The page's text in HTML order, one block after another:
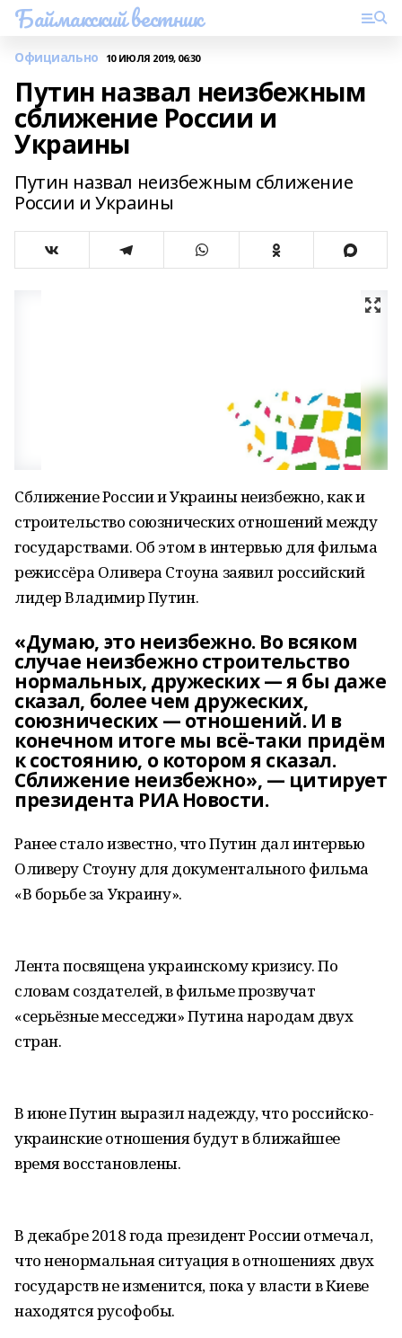
Баймакский вестник
Официально 10 ИЮЛЯ 2019, 06:30
Путин назвал неизбежным
сближение России и
Украины
Путин назвал неизбежным сближение
России и Украины
Сближение России и Украины неизбежно, как и
строительство союзнических отношений между
государствами. Об этом в интервью для фильма
режиссёра Оливера Стоуна заявил российский
лидер Владимир Путин.
«Думаю, это неизбежно. Во всяком
случае неизбежно строительство
нормальных, дружеских — я бы даже
сказал, более чем дружеских,
союзнических — отношений. И в
конечном итоге мы всё-таки придём
к состоянию, о котором я сказал.
Сближение неизбежно», — цитирует
президента РИА Новости.
Ранее стало известно, что Путин дал интервью
Оливеру Стоуну для документального фильма
«В борьбе за Украину».
Лента посвящена украинскому кризису. По
словам создателей, в фильме прозвучат
«серьёзные месседжи» Путина народам двух
стран.
В июне Путин выразил надежду, что российско-
украинские отношения будут в ближайшее
время восстановлены.
В декабре 2018 года президент России отмечал,
что ненормальная ситуация в отношениях двух
государств не изменится, пока у власти в Киеве
находятся русофобы.